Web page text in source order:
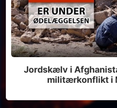
Jordskælv i
militærkonflikt i